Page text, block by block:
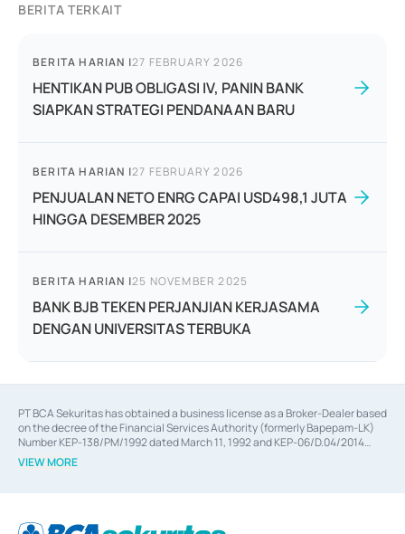
BERITA TERKAIT
BERITA HARIAN |27 FEBRUARY 2026
HENTIKAN PUB OBLIGASI IV, PANIN BANK
SIAPKAN STRATEGI PENDANAAN BARU
BERITA HARIAN |27 FEBRUARY 2026
PENJUALAN NETO ENRG CAPAI USD498,1 JUTA
HINGGA DESEMBER 2025
BERITA HARIAN |25 NOVEMBER 2025
BANK BJB TEKEN PERJANJIAN KERJASAMA
DENGAN UNIVERSITAS TERBUKA
PT BCA Sekuritas has obtained a business license as a Broker-Dealer based
on the decree of the Financial Services Authority (formerly Bapepam-LK)
Number KEP-138/PM/1992 dated March 11, 1992 and KEP-06/D.04/2014
dated February 28, 2014, a business license as an Underwriter based on the
decree of the Financial Services Authority Number KEP-12/PM/PEE/1997
Financial Services Authority Number S-67/PM.21/2014 dated February 28,
VIEW MORE